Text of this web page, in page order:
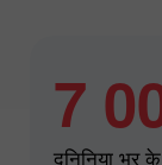
7
दनिुनिया भर